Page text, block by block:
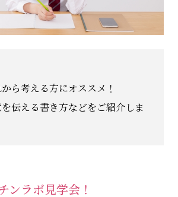
ら考える方にオススメ！
伝える書き方などをご紹介しま
ンラボ見学会！